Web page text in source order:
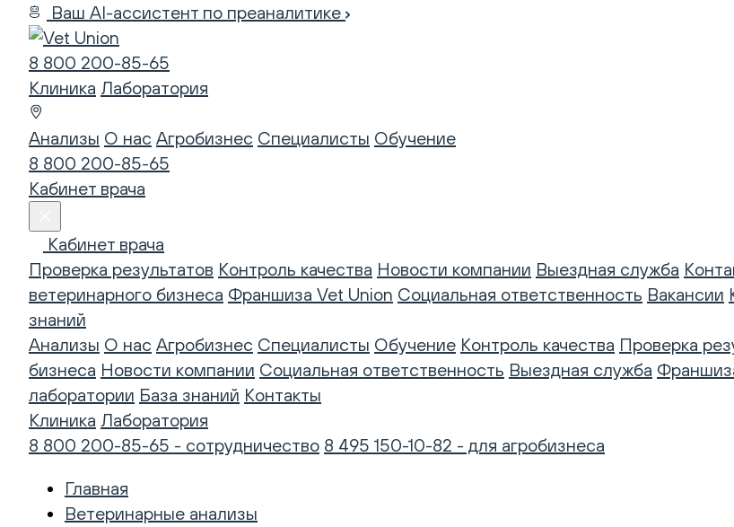
Ваш AI-ассистент по преаналитике
8 800 200-85-65
Клиника Лаборатория
Анализы О нас Агробизнес Специалисты Обучение
8 800 200-85-65
Кабинет врача
Кабинет врача
Проверка результатов Контроль качества Новости компании Выездная служба
ветеринарного бизнеса Франшиза Vet Union Социальная ответственность Вакансии
знаний
Анализы О нас Агробизнес Специалисты Обучение Контроль качества Проверка
бизнеса Новости компании Социальная ответственность Выездная служба
лаборатории База знаний Контакты
Клиника Лаборатория
8 800 200-85-65 - сотрудничество 8 495 150-10-82 - для агробизнеса
Главная
Ветеринарные анализы